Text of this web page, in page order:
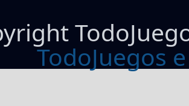
TodoJuegos